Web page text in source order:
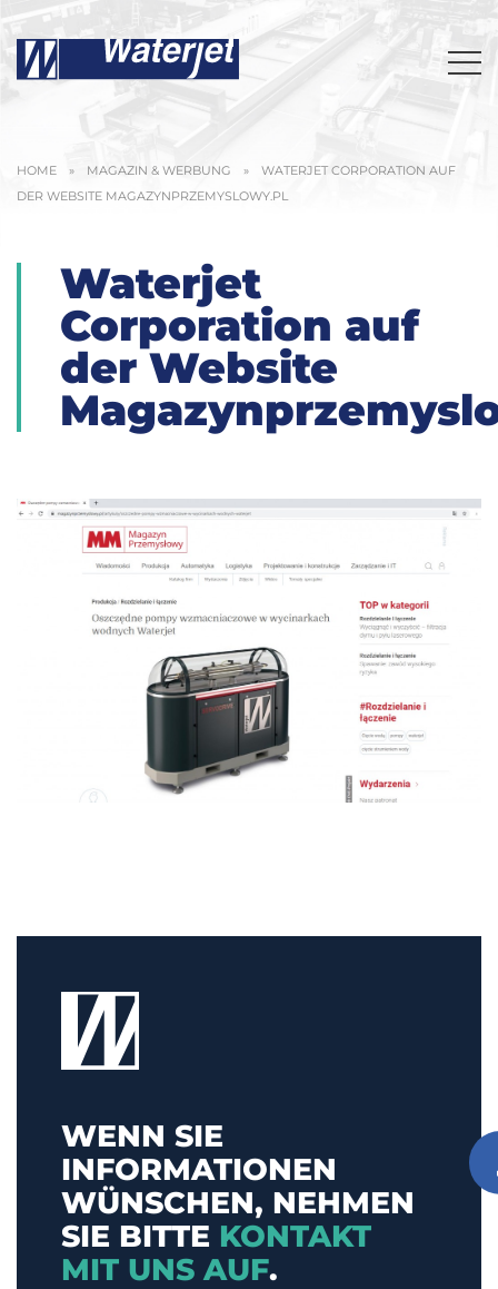
HOME » MAGAZIN & WERBUNG »
WATERJET CORPORATION AUF
DER WEBSITE MAGAZYNPRZEMYSLOWY.PL
Waterjet
Corporation auf
der Website
WENN SIE
INFORMATIONEN
WÜNSCHEN, NEHMEN
SIE BITTE KONTAKT
MIT UNS AUF.